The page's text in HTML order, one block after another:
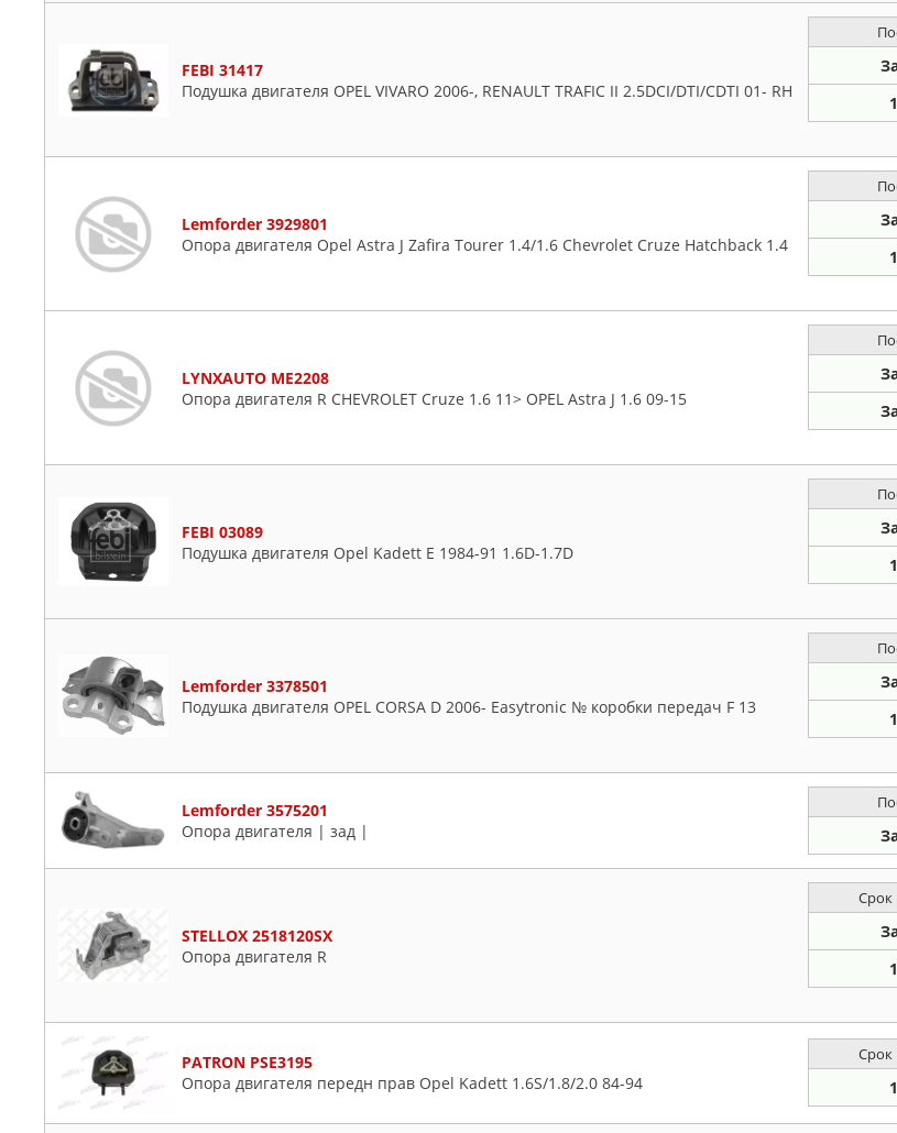
FEBI 31417
Подушка двигателя OPEL VIVARO 2006-, RENAULT TRAFIC II 2.5DCI/DTI/CDTI 01- RH
Lemforder 3929801
Опора двигателя Opel Astra J Zafira Tourer 1.4/1.6 Chevrolet Cruze Hatchback 1.4
LYNXAUTO ME2208
Опора двигателя R CHEVROLET Cruze 1.6 11> OPEL Astra J 1.6 09-15
FEBI 03089
Подушка двигателя Opel Kadett E 1984-91 1.6D-1.7D
Lemforder 3378501
Подушка двигателя OPEL CORSA D 2006- Easytronic № коробки передач F 13
Lemforder 3575201
Опора двигателя | зад |
STELLOX 2518120SX
Опора двигателя R
Срок
PATRON PSE3195
Опора двигателя передн прав Opel Kadett 1.6S/1.8/2.0 84-94
Срок